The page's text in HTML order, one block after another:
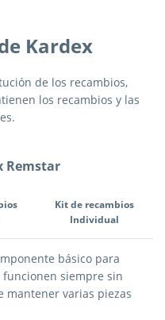
Kardex
de los recambios,
los recambios y las
Remstar
Kit de recambios
Individual
básico para
siempre sin
mantener varias piezas